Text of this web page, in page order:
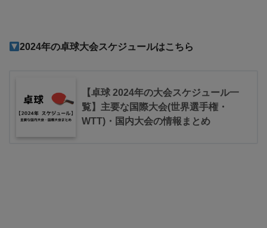
2024年の卓球大会スケジュールはこちら
【卓球 2024年の大会スケジュール一
覧】主要な国際大会(世界選手権・
WTT)・国内大会の情報まとめ